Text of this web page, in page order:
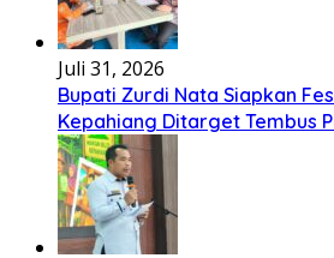
Juli 31, 2026
Bupati Zurdi Nata Siapkan
Kepahiang Ditarget Tembus